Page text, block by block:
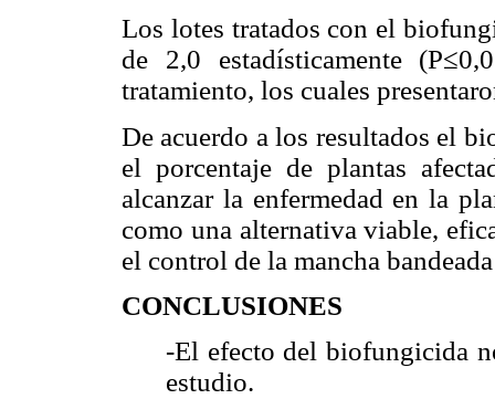
Los lotes tratados con el
de 2,0 estadísticamente
tratamiento, los cuales
De acuerdo a los resultados el
el porcentaje de plantas
alcanzar la enfermedad en la
como una alternativa viable,
el control de la mancha
CONCLUSIONES
-El efecto del biofungicida
estudio.